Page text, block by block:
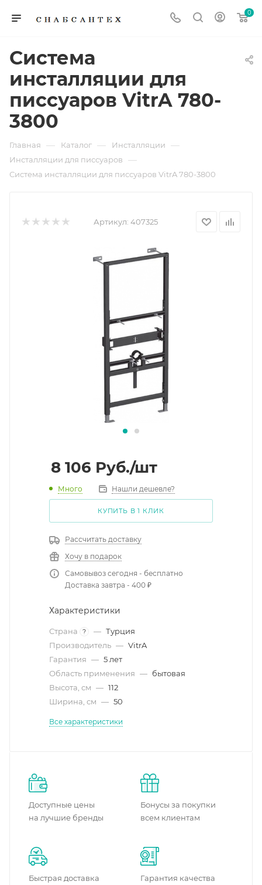
0
Система
инсталляции для
писсуаров VitrA 780-
3800
Главная — Каталог — Инсталляции —
Инсталляции для писсуаров —
Система инсталляции для писсуаров VitrA 780-3800
Артикул: 407325
8 106 Руб./шт
Много Нашли дешевле?
КУПИТЬ В 1 КЛИК
Рассчитать доставку
Хочу в подарок
Самовывоз сегодня - бесплатно
Доставка завтра - 400 ₽
Характеристики
Страна ? — Турция
Производитель — VitrA
Гарантия — 5 лет
Область применения — бытовая
Высота, см — 112
Ширина, см — 50
Все характеристики
Доступные цены
на лучшие бренды
Бонусы за покупки
всем клиентам
Быстрая доставка
Гарантия качества